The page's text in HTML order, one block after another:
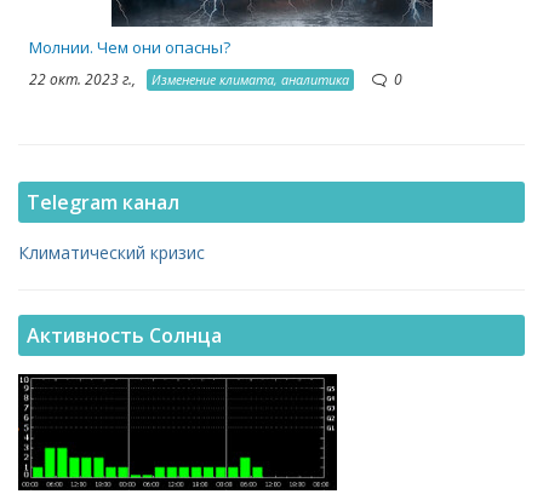
Молнии. Чем они опасны?
22 окт. 2023 г., Изменение климата, аналитика 0
Telegram канал
Климатический кризис
Активность Солнца